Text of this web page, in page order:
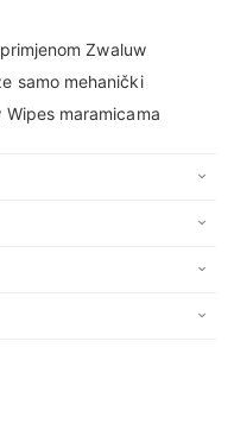
Zwaluw
samo mehanički
maramicama